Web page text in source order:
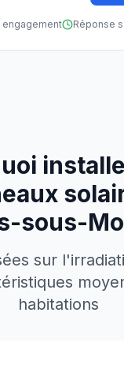
engagement Réponse
sous-
sur
habitations